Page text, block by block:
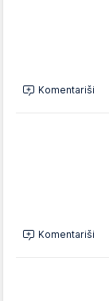
Komentariši
Komentariši